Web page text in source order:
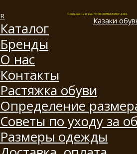
© Интернет-магазин "ETOR ОБУВЬ КАЗАКИ", 2026.
Казаки
Каталог
Бренды
О нас
Контакты
Растяжка обуви
Определение
Советы по уходу за
Размеры одежды